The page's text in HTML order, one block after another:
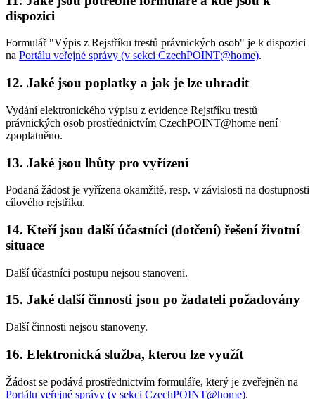
dispozici
Formulář "Výpis z Rejstříku trestů právnických osob" je k dispozici
na Portálu veřejné správy (v sekci CzechPOINT@home).
12. Jaké jsou poplatky a jak je lze uhradit
Vydání elektronického výpisu z evidence Rejstříku trestů
právnických osob prostřednictvím CzechPOINT@home není
zpoplatněno.
13. Jaké jsou lhůty pro vyřízení
Podaná žádost je vyřízena okamžitě, resp. v závislosti na dostupnosti
cílového rejstříku.
14. Kteří jsou další účastníci (dotčení) řešení životní
situace
Další účastníci postupu nejsou stanoveni.
15. Jaké další činnosti jsou po žadateli požadovány
Další činnosti nejsou stanoveny.
16. Elektronická služba, kterou lze využít
Žádost se podává prostřednictvím formuláře, který je zveřejněn na
Portálu veřejné správy (v sekci CzechPOINT@home).